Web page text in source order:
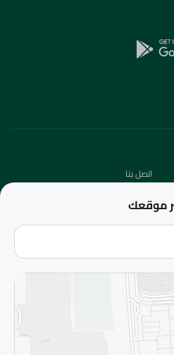
موقعك
اتصل بنا
الفروع
سياسة الاستخدام